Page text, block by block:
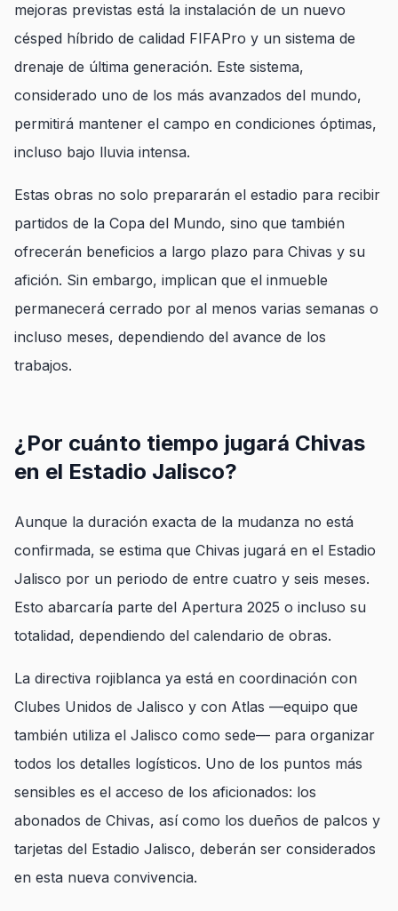
mejoras previstas está la instalación de un nuevo
césped híbrido de calidad FIFAPro y un sistema de
drenaje de última generación. Este sistema,
considerado uno de los más avanzados del mundo,
permitirá mantener el campo en condiciones óptimas,
incluso bajo lluvia intensa.
Estas obras no solo prepararán el estadio para recibir
partidos de la Copa del Mundo, sino que también
ofrecerán beneficios a largo plazo para Chivas y su
afición. Sin embargo, implican que el inmueble
permanecerá cerrado por al menos varias semanas o
incluso meses, dependiendo del avance de los
trabajos.
¿Por cuánto tiempo jugará Chivas
en el Estadio Jalisco?
Aunque la duración exacta de la mudanza no está
confirmada, se estima que Chivas jugará en el Estadio
Jalisco por un periodo de entre cuatro y seis meses.
Esto abarcaría parte del Apertura 2025 o incluso su
totalidad, dependiendo del calendario de obras.
La directiva rojiblanca ya está en coordinación con
Clubes Unidos de Jalisco y con Atlas —equipo que
también utiliza el Jalisco como sede— para organizar
todos los detalles logísticos. Uno de los puntos más
sensibles es el acceso de los aficionados: los
abonados de Chivas, así como los dueños de palcos y
tarjetas del Estadio Jalisco, deberán ser considerados
en esta nueva convivencia.